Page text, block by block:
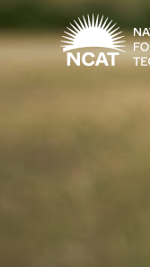
Ir al contenido